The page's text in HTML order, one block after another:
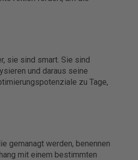
sie sind smart. Sie sind
und daraus seine
zu Tage,
gemanagt werden, benennen
mit einem bestimmten